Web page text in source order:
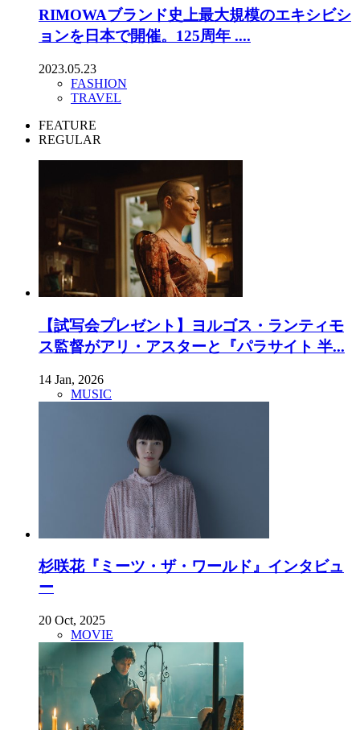
RIMOWAブランド史上最大規模のエキシビシ
ョンを日本で開催。125周年 ....
2023.05.23
FASHION
TRAVEL
FEATURE
REGULAR
【試写会プレゼント】ヨルゴス・ランティモ
ス監督がアリ・アスターと『パラサイト 半...
14 Jan, 2026
MUSIC
杉咲花『ミーツ・ザ・ワールド』インタビュ
ー
20 Oct, 2025
MOVIE